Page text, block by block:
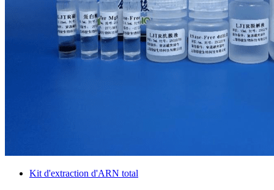
Kit d'extraction d'ARN total